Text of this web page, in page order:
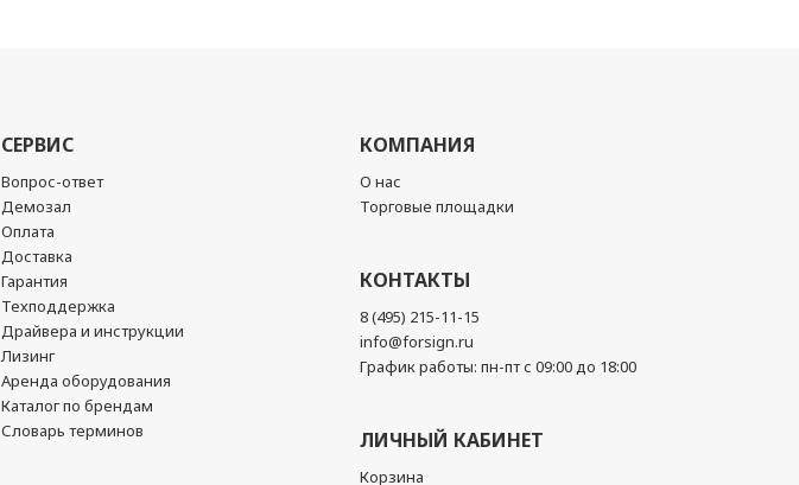
СЕРВИС
Вопрос-ответ
Демозал
Оплата
Доставка
Гарантия
Техподдержка
Драйвера и инструкции
Лизинг
Аренда оборудования
Каталог по брендам
Словарь терминов
КОМПАНИЯ
О нас
Торговые площадки
КОНТАКТЫ
8 (495) 215-11-15
info@forsign.ru
График работы: пн-пт с 09:00 до 18:00
ЛИЧНЫЙ КАБИНЕТ
Корзина